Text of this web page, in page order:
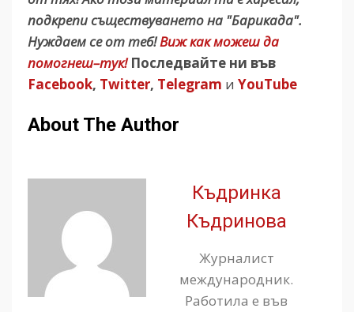
подкрепи съществуването на "Барикада".
Нуждаем се от теб!Виж как можеш да
помогнеш–тук! Последвайте ни във
Facebook, Twitter, Telegram и YouTube
About The Author
Къдринка
Къдринова
Журналист
международник.
Работила е във